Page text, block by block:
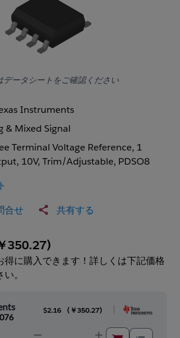
データシートをご確認ください
Instruments
& Mixed Signal
Terminal Voltage Reference, 1
10V, Trim/Adjustable, PDSO8
合せ 共有する
350.27)
得に購入できます！詳しくは下記価格
。
$2.16 ( ￥350.27)